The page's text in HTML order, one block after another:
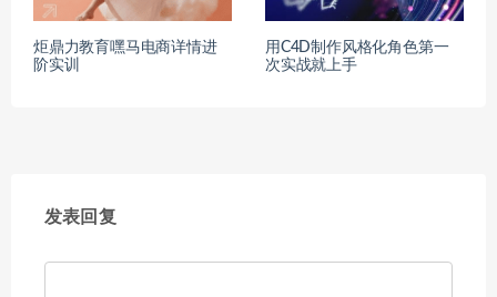
炬鼎力教育嘿马电商详情进
阶实训
用C4D制作风格化角色第一
次实战就上手
发表回复